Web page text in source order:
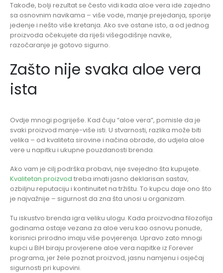
Takođe, bolji rezultat se često vidi kada aloe vera ide zajedno
sa osnovnim navikama – više vode, manje prejedanja, sporije
jedenje i nešto više kretanja. Ako sve ostane isto, a od jednog
proizvoda očekujete da riješi višegodišnje navike,
razočaranje je gotovo sigurno.
Zašto nije svaka aloe vera
ista
Ovdje mnogi pogriješe. Kad čuju “aloe vera”, pomisle da je
svaki proizvod manje-više isti. U stvarnosti, razlika može biti
velika – od kvaliteta sirovine i načina obrade, do udjela aloe
vere u napitku i ukupne pouzdanosti brenda.
Ako vam je cilj podrška probavi, nije svejedno šta kupujete.
Kvalitetan proizvod treba imati jasno deklarisan sastav,
ozbiljnu reputaciju i kontinuitet na tržištu. To kupcu daje ono što
je najvažnije – sigurnost da zna šta unosi u organizam.
Tu iskustvo brenda igra veliku ulogu. Kada proizvodna filozofija
godinama ostaje vezana za aloe veru kao osnovu ponude,
korisnici prirodno imaju više povjerenja. Upravo zato mnogi
kupci u BiH biraju provjerene aloe vera napitke iz Forever
programa, jer žele poznat proizvod, jasnu namjenu i osjećaj
sigurnosti pri kupovini.